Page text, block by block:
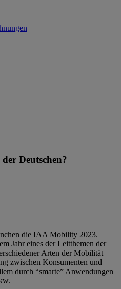
Deutschen?
die IAA Mobility 2023.
Jahr eines der Leitthemen der
Arten der Mobilität
zwischen Konsumenten und
durch “smarte” Anwendungen